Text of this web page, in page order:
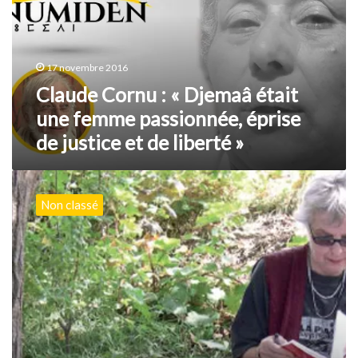
Djemaâ
était
femme
passionnée,
éprise
de
justice
et
liberté
»
17 novembre 2016
Claude Cornu : « Djemaâ était
une femme passionnée, éprise
de justice et de liberté »
Oran
:
hommage
à
la
sociologue
algérienne
Fanny
Colonna
Non classé